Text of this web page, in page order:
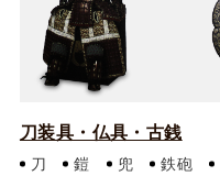
刀装具・仏具・古銭
刀 鎧 兜 鉄砲